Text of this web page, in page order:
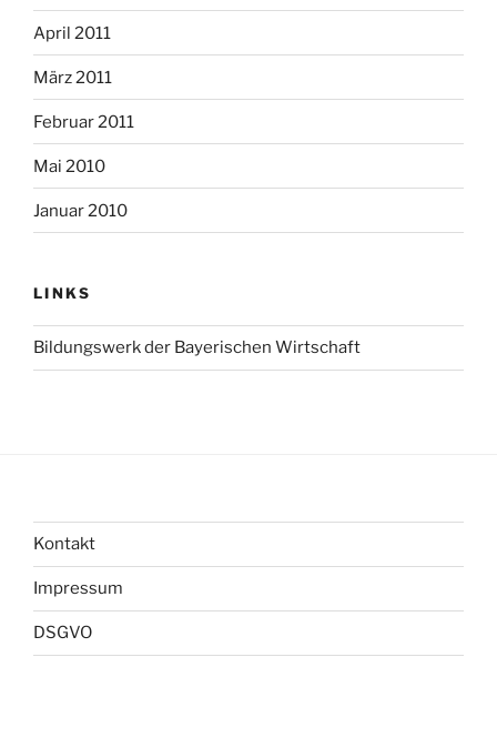
April 2011
März 2011
Februar 2011
Mai 2010
Januar 2010
LINKS
Bildungswerk der Bayerischen Wirtschaft
Kontakt
Impressum
DSGVO